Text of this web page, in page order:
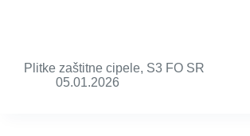
Plitke zaštitne cipele, S3 FO SR
05.01.2026